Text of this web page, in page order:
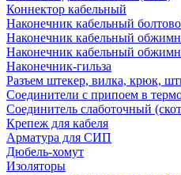
Коннектор кабельный
Наконечник кабельный
Наконечник кабельный
Наконечник кабельный
Наконечник-гильза
Разъем штекер, вилка, крюк,
Соединители с припоем в
Соединитель слаботочный
Крепеж для кабеля
Арматура для СИП
Дюбель-хомут
Изоляторы